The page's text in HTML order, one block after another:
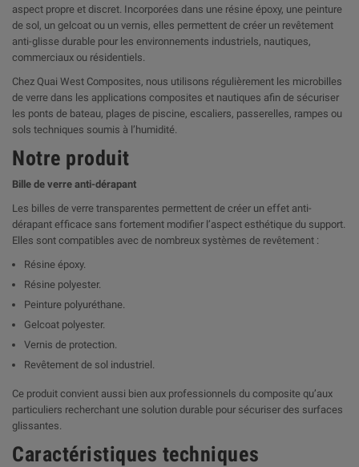
aspect propre et discret. Incorporées dans une résine époxy, une peinture
de sol, un gelcoat ou un vernis, elles permettent de créer un revêtement
anti-glisse durable pour les environnements industriels, nautiques,
commerciaux ou résidentiels.
Chez Quai West Composites, nous utilisons régulièrement les microbilles
de verre dans les applications composites et nautiques afin de sécuriser
les ponts de bateau, plages de piscine, escaliers, passerelles, rampes ou
sols techniques soumis à l’humidité.
Notre produit
Bille de verre anti-dérapant
Les billes de verre transparentes permettent de créer un effet anti-
dérapant efficace sans fortement modifier l’aspect esthétique du support.
Elles sont compatibles avec de nombreux systèmes de revêtement :
Résine époxy.
Résine polyester.
Peinture polyuréthane.
Gelcoat polyester.
Vernis de protection.
Revêtement de sol industriel.
Ce produit convient aussi bien aux professionnels du composite qu’aux
particuliers recherchant une solution durable pour sécuriser des surfaces
glissantes.
Caractéristiques techniques